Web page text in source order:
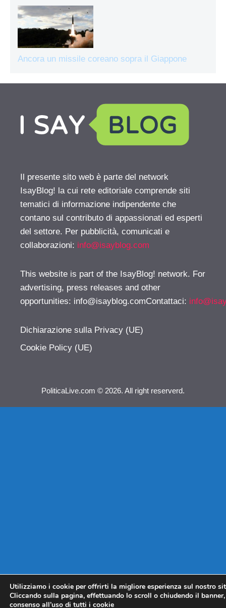
Ancora un missile coreano sopra il Giappone
Il presente sito web è parte del network
IsayBlog! la cui rete editoriale comprende siti
tematici di informazione indipendente che
contano sul contributo di appassionati ed esperti
del settore. Per pubblicità, comunicati e
collaborazioni: info@isayblog.com
This website is part of the IsayBlog! network. For
advertising, press releases and other
opportunities: info@isayblog.comContattaci:
Dichiarazione sulla Privacy (UE)
Cookie Policy (UE)
PoliticaLive.com © 2026. All right reserverd.
Utilizziamo i cookie per offrirti la migliore esperienza sul nostro
Cliccando sulla pagina, effettuando lo scroll o chiudendo il
consenso all’uso di tutti i cookie